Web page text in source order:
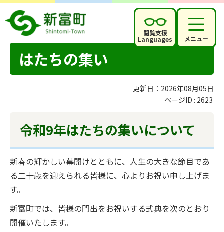
閲覧支援
Languages メニュー
はたちの集い
更新日：2026年08月05日
ページID : 2623
令和9年はたちの集いについて
新春の輝かしい幕開けとともに、人生の大きな節目であ
る二十歳を迎えられる皆様に、心よりお祝い申し上げま
す。
新富町では、皆様の門出をお祝いする式典を次のとおり
開催いたします。